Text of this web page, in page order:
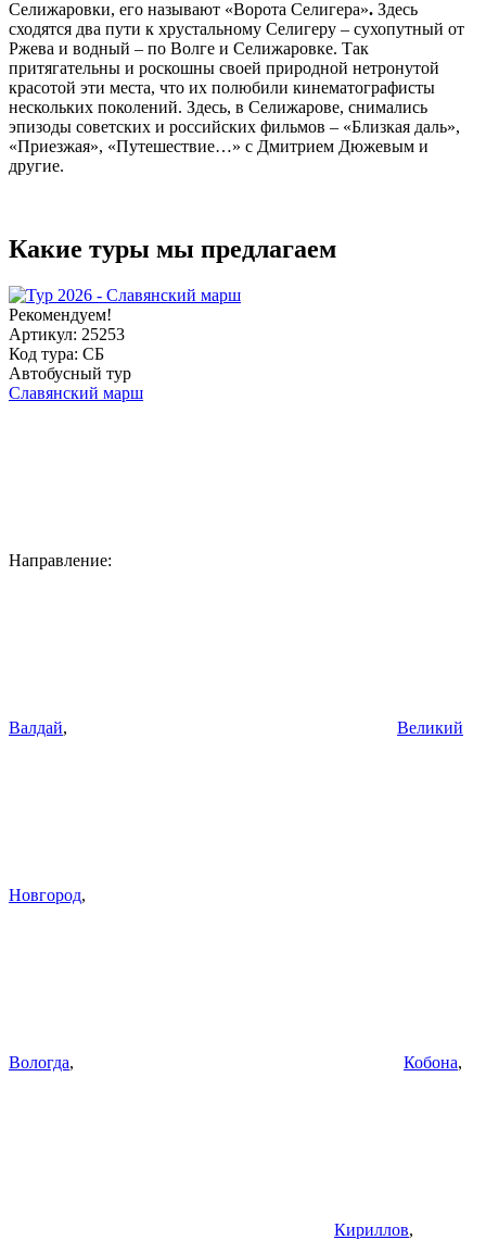
Селижаровки, его называют «Ворота Селигера». Здесь
сходятся два пути к хрустальному Селигеру – сухопутный от
Ржева и водный – по Волге и Селижаровке. Так
притягательны и роскошны своей природной нетронутой
красотой эти места, что их полюбили кинематографисты
нескольких поколений. Здесь, в Селижарове, снимались
эпизоды советских и российских фильмов – «Близкая даль»,
«Приезжая», «Путешествие…» с Дмитрием Дюжевым и
другие.
Какие туры мы предлагаем
Рекомендуем!
Артикул: 25253
Код тура: СБ
Автобусный тур
Славянский марш
Направление:
Валдай, Великий
Новгород,
Вологда, Кобона,
Кириллов,